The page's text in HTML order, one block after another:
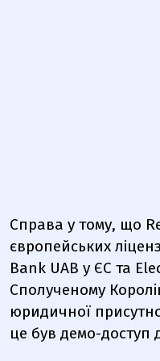
Справа у тому, що
європейських
Bank UAB у ЄС та
Сполученому
юридичної
це був демо-доступ